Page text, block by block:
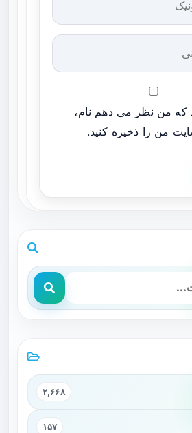
که من نظر می دهم نام،
من را ذخیره کنید.
۲,۶۶۸
۱۵۷